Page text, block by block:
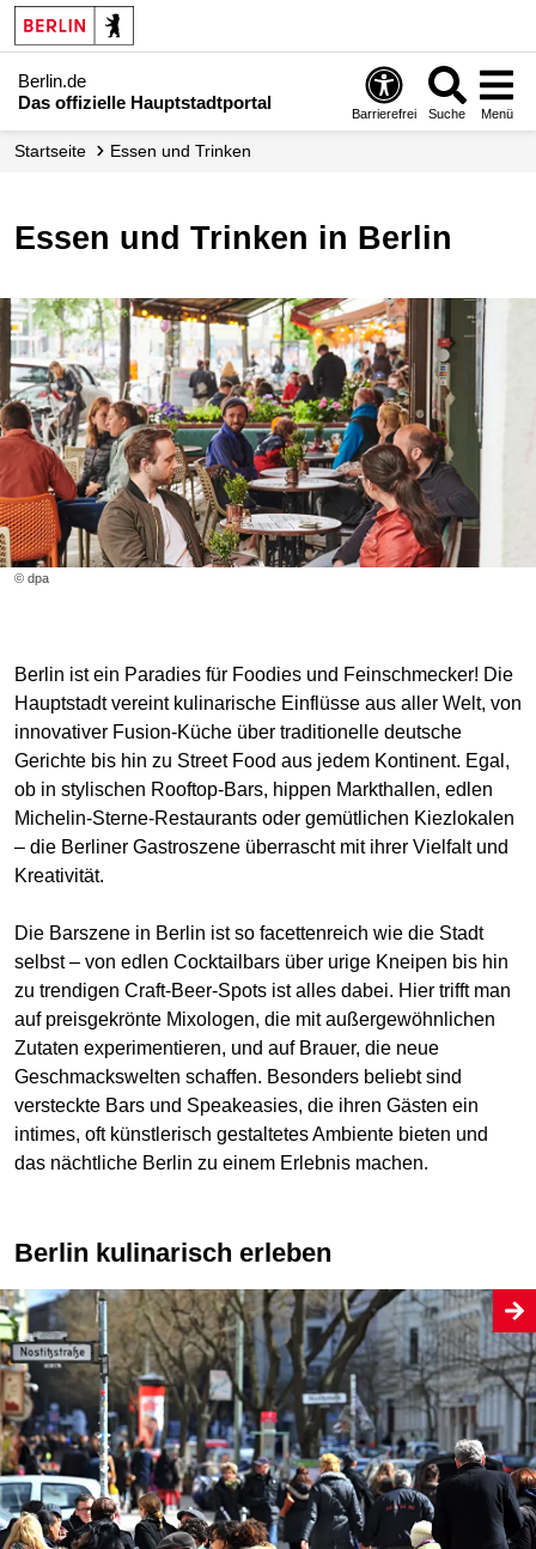
Berlin.de
Das offizielle Hauptstadtportal
Barrierefrei Suche Menü
Startseite Essen und Trinken
Essen und Trinken in Berlin
© dpa
Berlin ist ein Paradies für Foodies und Feinschmecker! Die
Hauptstadt vereint kulinarische Einflüsse aus aller Welt, von
innovativer Fusion-Küche über traditionelle deutsche
Gerichte bis hin zu Street Food aus jedem Kontinent. Egal,
ob in stylischen Rooftop-Bars, hippen Markthallen, edlen
Michelin-Sterne-Restaurants oder gemütlichen Kiezlokalen
– die Berliner Gastroszene überrascht mit ihrer Vielfalt und
Kreativität.
Die Barszene in Berlin ist so facettenreich wie die Stadt
selbst – von edlen Cocktailbars über urige Kneipen bis hin
zu trendigen Craft-Beer-Spots ist alles dabei. Hier trifft man
auf preisgekrönte Mixologen, die mit außergewöhnlichen
Zutaten experimentieren, und auf Brauer, die neue
Geschmackswelten schaffen. Besonders beliebt sind
versteckte Bars und Speakeasies, die ihren Gästen ein
intimes, oft künstlerisch gestaltetes Ambiente bieten und
das nächtliche Berlin zu einem Erlebnis machen.
Berlin kulinarisch erleben